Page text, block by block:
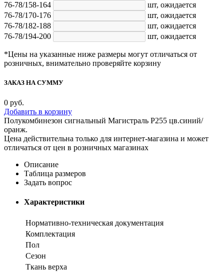
76-78/158-164
шт, ожидается
76-78/170-176
шт, ожидается
76-78/182-188
шт, ожидается
76-78/194-200
шт, ожидается
*Цены на указанные ниже размеры могут отличаться от
розничных, внимательно проверяйте корзину
ЗАКАЗ НА СУММУ
0 руб.
Добавить в корзину
Полукомбинезон сигнальный Магистраль Р255 цв.синий/
оранж.
Цена действительна только для интернет-магазина и может
отличаться от цен в розничных магазинах
Описание
Таблица размеров
Задать вопрос
Характеристики
Нормативно-техническая документация
Комплектация
Пол
Сезон
Ткань верха